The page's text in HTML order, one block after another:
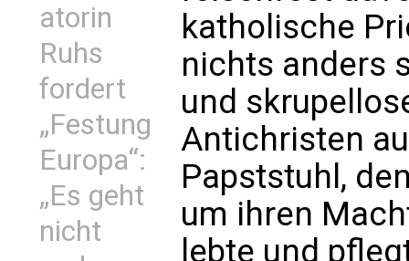
atorin
Ruhs
fordert
„Festung
Europa“:
„Es geht
nicht
katholische
nichts anders
und
Antichristen
Papststuhl,
um ihren
lebte und